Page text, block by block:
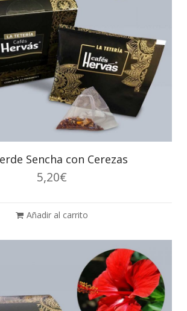
Sencha con Cerezas
5,20€
Añadir al carrito